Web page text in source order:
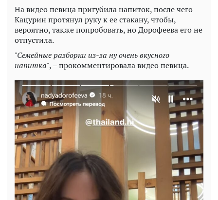
На видео певица пригубила напиток, после чего
Кацурин протянул руку к ее стакану, чтобы,
вероятно, также попробовать, но Дорофеева его не
отпустила.
"Семейные разборки из-за ну очень вкусного
напитка", – прокомментировала видео певица.